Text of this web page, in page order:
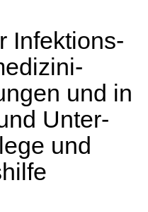
Infektions­
und in
Unter­
und